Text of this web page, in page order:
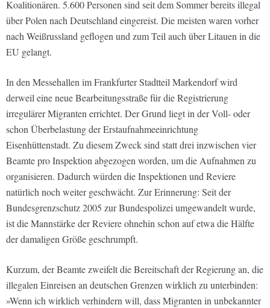
Koalitionären. 5.600 Personen sind seit dem Sommer bereits illegal
über Polen nach Deutschland eingereist. Die meisten waren vorher
nach Weißrussland geflogen und zum Teil auch über Litauen in die
EU gelangt.
In den Messehallen im Frankfurter Stadtteil Markendorf wird
derweil eine neue Bearbeitungsstraße für die Registrierung
irregulärer Migranten errichtet. Der Grund liegt in der Voll- oder
schon Überbelastung der Erstaufnahmeeinrichtung
Eisenhüttenstadt. Zu diesem Zweck sind statt drei inzwischen vier
Beamte pro Inspektion abgezogen worden, um die Aufnahmen zu
organisieren. Dadurch würden die Inspektionen und Reviere
natürlich noch weiter geschwächt. Zur Erinnerung: Seit der
Bundesgrenzschutz 2005 zur Bundespolizei umgewandelt wurde,
ist die Mannstärke der Reviere ohnehin schon auf etwa die Hälfte
der damaligen Größe geschrumpft.
Kurzum, der Beamte zweifelt die Bereitschaft der Regierung an, die
illegalen Einreisen an deutschen Grenzen wirklich zu unterbinden:
»Wenn ich wirklich verhindern will, dass Migranten in unbekannter